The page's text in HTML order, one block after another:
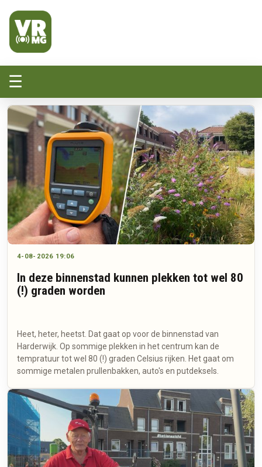
☰
4-08-2026 19:06
In deze binnenstad kunnen plekken tot wel 80
(!) graden worden
Heet, heter, heetst. Dat gaat op voor de binnenstad van
Harderwijk. Op sommige plekken in het centrum kan de
tempratuur tot wel 80 (!) graden Celsius rijken. Het gaat om
sommige metalen prullenbakken, auto's en putdeksels.